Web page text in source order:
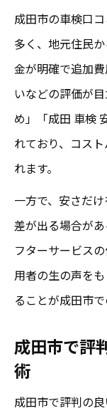
成田市の車検口
多く、地元住民
金が明確で追加
いなどの評価が
め」「成田 車検
れており、コス
れます。
一方で、安さだ
差が出る場合が
フターサービス
用者の生の声を
ることが成田市
成田市で評
術
成田市で評判の